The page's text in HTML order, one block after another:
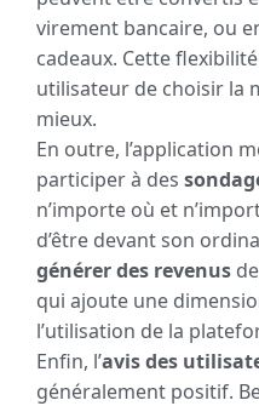
virement bancaire, ou
cadeaux. Cette
utilisateur de choisir la
mieux.
En outre, l’application
participer à des
n’importe où et
d’être devant son
générer des revenus
qui ajoute une
l’utilisation de la
Enfin, l’avis des
généralement positif.